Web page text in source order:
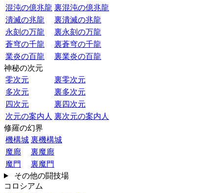
混沌の億兆龍 裏混沌の億兆龍
潰滅の兆龍
裏潰滅の兆龍
永刻の万龍
裏永刻の万龍
蒼穹の千龍
裏蒼穹の千龍
業炎の百龍
裏業炎の百龍
神秘の次元
零次元
裏零次元
多次元
裏多次元
四次元
裏四次元
次元の案内人 裏次元の案内人
修羅の幻界
機構城 裏機構城
魔廊
裏魔廊
魔門
裏魔門
その他の闘技場
コロシアム